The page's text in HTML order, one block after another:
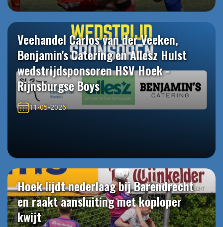
Veehandel Carlos van der Veeken,
Benjamin's Catering en Allesz Hulst
wedstrijdsponsoren HSV Hoek -
Rijnsburgse Boys
11-05-2026
Hoek lijdt nederlaag bij Barendrecht
en raakt aansluiting met koploper
kwijt